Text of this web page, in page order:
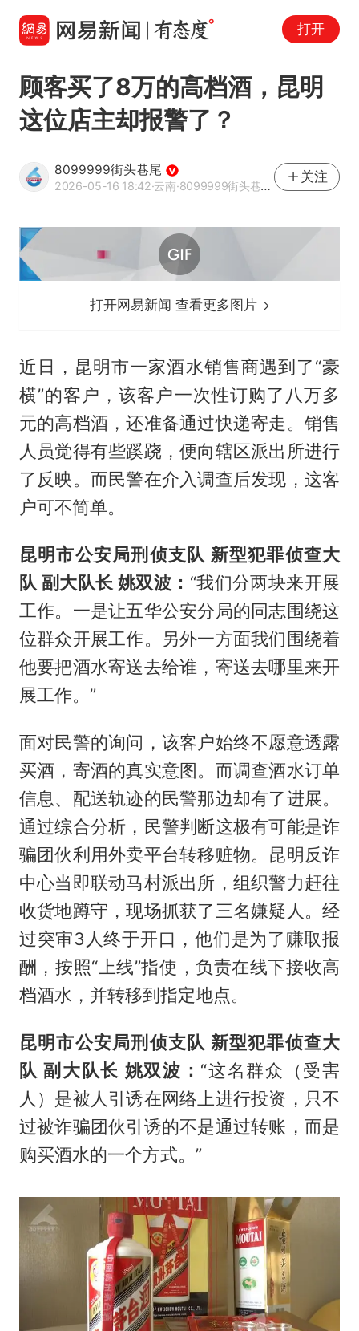
打开
顾客买了8万的高档酒，昆明
这位店主却报警了？
8099999街头巷尾
2026-05-16 18:42·云南·8099999街头巷尾官方网易号
关注
打开网易新闻 查看更多图片
近日，昆明市一家酒水销售商遇到了“豪
横”的客户，该客户一次性订购了八万多
元的高档酒，还准备通过快递寄走。销售
人员觉得有些蹊跷，便向辖区派出所进行
了反映。而民警在介入调查后发现，这客
户可不简单。
昆明市公安局刑侦支队 新型犯罪侦查大
队 副大队长 姚双波： “我们分两块来开展
工作。一是让五华公安分局的同志围绕这
位群众开展工作。另外一方面我们围绕着
他要把酒水寄送去给谁，寄送去哪里来开
展工作。”
面对民警的询问，该客户始终不愿意透露
买酒，寄酒的真实意图。而调查酒水订单
信息、配送轨迹的民警那边却有了进展。
通过综合分析，民警判断这极有可能是诈
骗团伙利用外卖平台转移赃物。昆明反诈
中心当即联动马村派出所，组织警力赶往
收货地蹲守，现场抓获了三名嫌疑人。经
过突审3人终于开口，他们是为了赚取报
酬，按照“上线”指使，负责在线下接收高
档酒水，并转移到指定地点。
昆明市公安局刑侦支队 新型犯罪侦查大
队 副大队长 姚双波： “这名群众（受害
人）是被人引诱在网络上进行投资，只不
过被诈骗团伙引诱的不是通过转账，而是
购买酒水的一个方式。”